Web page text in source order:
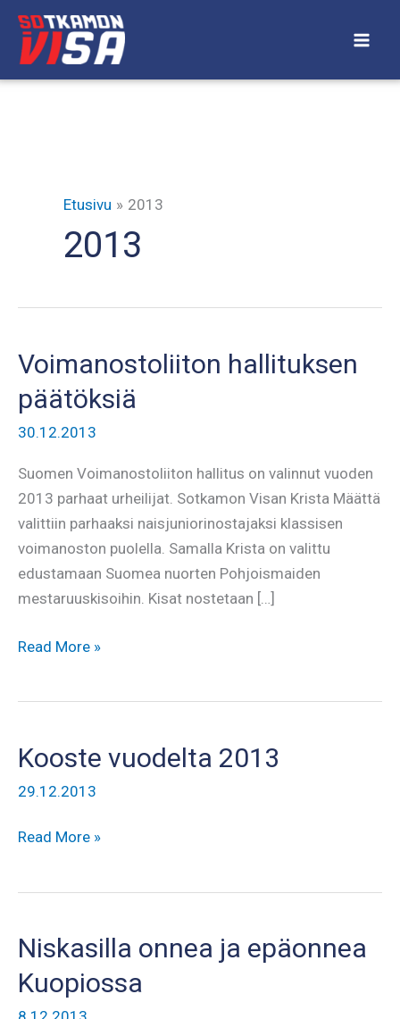
Siirry
sisältöön
Etusivu 2013
2013
Voimanostoliiton hallituksen
päätöksiä
30.12.2013
Suomen Voimanostoliiton hallitus on valinnut vuoden
2013 parhaat urheilijat. Sotkamon Visan Krista Määttä
valittiin parhaaksi naisjuniorinostajaksi klassisen
voimanoston puolella. Samalla Krista on valittu
edustamaan Suomea nuorten Pohjoismaiden
mestaruuskisoihin. Kisat nostetaan […]
Voimanostoliiton
Read More »
Kooste vuodelta 2013
29.12.2013
Kooste
Read More »
Niskasilla onnea ja epäonnea
Kuopiossa